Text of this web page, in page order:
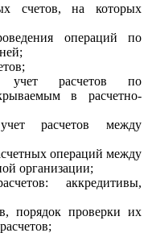
счетов, на которых
операций по
учет расчетов по
в расчетно-
расчетов между
операций между
организации;
аккредитивы,
порядок проверки их